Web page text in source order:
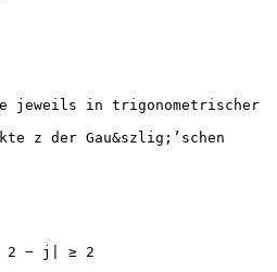
jeweils in trigonometrischer
z der Gau&szlig;’schen
2 − j| ≥ 2